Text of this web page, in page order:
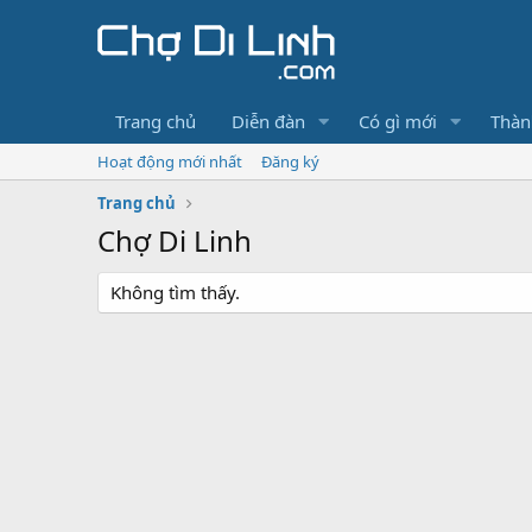
Trang chủ Diễn đàn Có gì mới
Hoạt động mới nhất
Đăng ký
Trang chủ
Chợ Di Linh
Không tìm thấy.